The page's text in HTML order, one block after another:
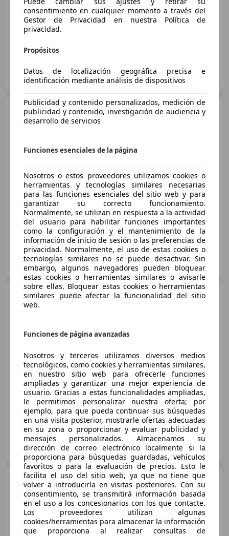
01/2016 202.000 km Diésel
85 kW (116 CV)
EDWARD MENACHO MONTERO
ES-03300 ORIHUELA
BMW 116116d
€ 13.490
Precio justo
10/2020 190.650 km Diésel
85 kW (116 CV)
Oferta Exclusiva hasta final de semana. Entrega express
KROMAN OCASION
ES-12005 CASTELLON
BMW 116116dA
Súper oferta
03/2021 72.587 km Diésel
85 kW (116 CV)
FLEXICAR VIC
ES-08500 Vic
BMW 120 120dA M Sport
€ 24.454
consentimiento en cualquier momento a través del
Gestor de Privacidad en nuestra Política de
privacidad.
Propósitos
Datos de localización geográfica precisa e
identificación mediante análisis de dispositivos
Publicidad y contenido personalizados, medición de
publicidad y contenido, investigación de audiencia y
desarrollo de servicios
Funciones esenciales de la página
Nosotros o estos proveedores utilizamos cookies o
herramientas y tecnologías similares necesarias
para las funciones esenciales del sitio web y para
garantizar su correcto funcionamiento.
Normalmente, se utilizan en respuesta a la actividad
del usuario para habilitar funciones importantes
como la configuración y el mantenimiento de la
información de inicio de sesión o las preferencias de
privacidad. Normalmente, el uso de estas cookies o
tecnologías similares no se puede desactivar. Sin
embargo, algunos navegadores pueden bloquear
estas cookies o herramientas similares o avisarle
sobre ellas. Bloquear estas cookies o herramientas
similares puede afectar la funcionalidad del sitio
web.
Funciones de página avanzadas
Nosotros y terceros utilizamos diversos medios
tecnológicos, como cookies y herramientas similares,
en nuestro sitio web para ofrecerle funciones
ampliadas y garantizar una mejor experiencia de
usuario. Gracias a estas funcionalidades ampliadas,
le permitimos personalizar nuestra oferta; por
ejemplo, para que pueda continuar sus búsquedas
en una visita posterior, mostrarle ofertas adecuadas
en su zona o proporcionar y evaluar publicidad y
mensajes personalizados. Almacenamos su
dirección de correo electrónico localmente si la
proporciona para búsquedas guardadas, vehículos
favoritos o para la evaluación de precios. Esto le
facilita el uso del sitio web, ya que no tiene que
volver a introducirla en visitas posteriores. Con su
consentimiento, se transmitirá información basada
en el uso a los concesionarios con los que contacte.
Los proveedores utilizan algunas
cookies/herramientas para almacenar la información
que proporciona al realizar consultas de